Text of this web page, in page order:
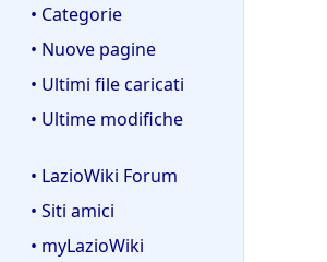
• Categorie
• Nuove pagine
• Ultimi file caricati
• Ultime modifiche
• LazioWiki Forum
• Siti amici
• myLazioWiki